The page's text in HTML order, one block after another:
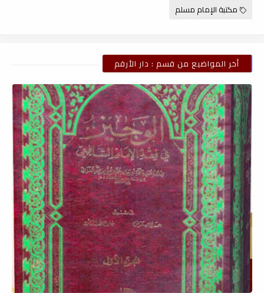
مكتبة الإمام مسلم
أخر المواضيع من قسم : دار الأرقم